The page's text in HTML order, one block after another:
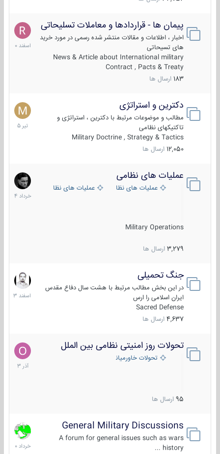
پیمان ها - قراردادها و معاملات تسلیحاتی
اخبار ، اطلاعات و مقالات منتشر شده رسمی در مورد خرید
های تسیحاتی
News & Article about International military
Contract , Pacts & Treaty
183 ارسال ها
7
اسفند
1400
دکترین و استراتژی
مطالب و موضوعات مرتبط با دکترین ، استراتژی و
تاکتیکهای نظامی
Military Doctrine , Strategy & Tactics
12,050 ارسال ها
27
تیر
1405
عملیات های نظامی
عملیات های نظامی ایرانعملیات های نظامی خارجی
Military Operations
3,279 ارسال ها
5
خرداد
1404
جنگ تحمیلی
در این بخش مطالب مرتبط با هشت سال دفاع مقدس
ایران اسلامی را ارس
Sacred Defense
4,637 ارسال ها
20
اسفند
1403
تحولات روز امنیتی نظامی بین الملل
تحولات خاورمیانه
95 ارسال ها
21
آذر
1403
General Military Discussions
A forum for general issues such as wars
history ...
10
خرداد
1400